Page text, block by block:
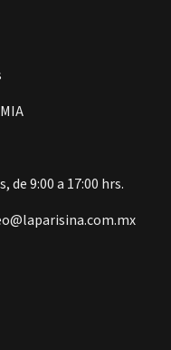
de 9:00 a 17:00 hrs.